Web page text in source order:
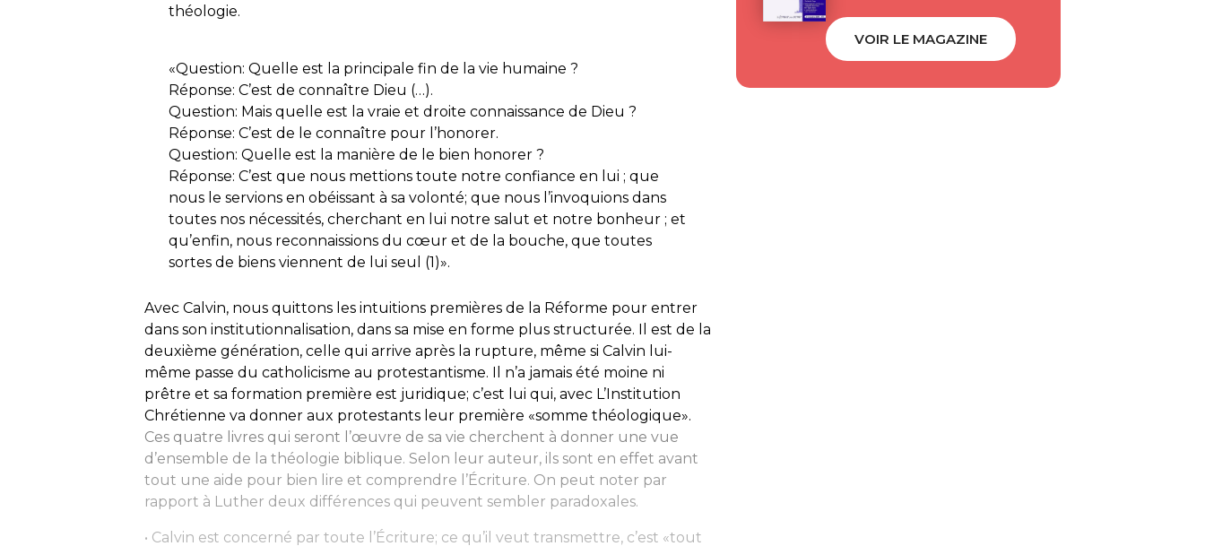
théologie.
«Question: Quelle est la principale fin de la vie humaine ?
Réponse: C’est de connaître Dieu (…).
Question: Mais quelle est la vraie et droite connaissance de Dieu ?
Réponse: C’est de le connaître pour l’honorer.
Question: Quelle est la manière de le bien honorer ?
Réponse: C’est que nous mettions toute notre confiance en lui ; que
nous le servions en obéissant à sa volonté; que nous l’invoquions dans
toutes nos nécessités, cherchant en lui notre salut et notre bonheur ; et
qu’enfin, nous reconnaissions du cœur et de la bouche, que toutes
sortes de biens viennent de lui seul (1)».
Avec Calvin, nous quittons les intuitions premières de la Réforme pour entrer
dans son institutionnalisation, dans sa mise en forme plus structurée. Il est de la
deuxième génération, celle qui arrive après la rupture, même si Calvin lui-
même passe du catholicisme au protestantisme. Il n’a jamais été moine ni
prêtre et sa formation première est juridique; c’est lui qui, avec L’Institution
Chrétienne va donner aux protestants leur première «somme théologique».
Ces quatre livres qui seront l’œuvre de sa vie cherchent à donner une vue
d’ensemble de la théologie biblique. Selon leur auteur, ils sont en effet avant
tout une aide pour bien lire et comprendre l’Écriture. On peut noter par
rapport à Luther deux différences qui peuvent sembler paradoxales.
• Calvin est concerné par toute l’Écriture; ce qu’il veut transmettre, c’est «tout
VOIR LE MAGAZINE